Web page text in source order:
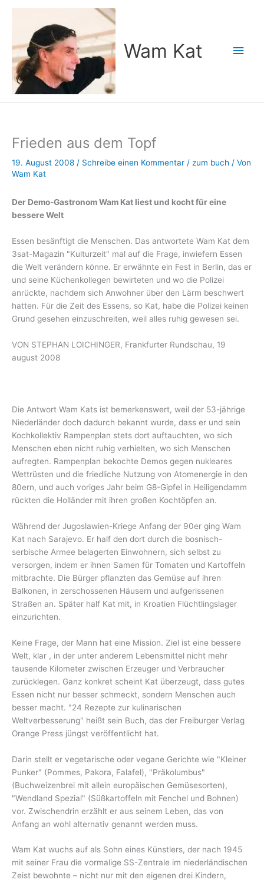
Wam Kat
Frieden aus dem Topf
19. August 2008 / Schreibe einen Kommentar / zum buch / Von
Wam Kat
Der Demo-Gastronom Wam Kat liest und kocht für eine
bessere Welt
Essen besänftigt die Menschen. Das antwortete Wam Kat dem
3sat-Magazin "Kulturzeit" mal auf die Frage, inwiefern Essen
die Welt verändern könne. Er erwähnte ein Fest in Berlin, das er
und seine Küchenkollegen bewirteten und wo die Polizei
anrückte, nachdem sich Anwohner über den Lärm beschwert
hatten. Für die Zeit des Essens, so Kat, habe die Polizei keinen
Grund gesehen einzuschreiten, weil alles ruhig gewesen sei.
VON STEPHAN LOICHINGER, Frankfurter Rundschau, 19
august 2008
Die Antwort Wam Kats ist bemerkenswert, weil der 53-jährige
Niederländer doch dadurch bekannt wurde, dass er und sein
Kochkollektiv Rampenplan stets dort auftauchten, wo sich
Menschen eben nicht ruhig verhielten, wo sich Menschen
aufregten. Rampenplan bekochte Demos gegen nukleares
Wettrüsten und die friedliche Nutzung von Atomenergie in den
80ern, und auch voriges Jahr beim G8-Gipfel in Heiligendamm
rückten die Holländer mit ihren großen Kochtöpfen an.
Während der Jugoslawien-Kriege Anfang der 90er ging Wam
Kat nach Sarajevo. Er half den dort durch die bosnisch-
serbische Armee belagerten Einwohnern, sich selbst zu
versorgen, indem er ihnen Samen für Tomaten und Kartoffeln
mitbrachte. Die Bürger pflanzten das Gemüse auf ihren
Balkonen, in zerschossenen Häusern und aufgerissenen
Straßen an. Später half Kat mit, in Kroatien Flüchtlingslager
einzurichten.
Keine Frage, der Mann hat eine Mission. Ziel ist eine bessere
Welt, klar , in der unter anderem Lebensmittel nicht mehr
tausende Kilometer zwischen Erzeuger und Verbraucher
zurücklegen. Ganz konkret scheint Kat überzeugt, dass gutes
Essen nicht nur besser schmeckt, sondern Menschen auch
besser macht. "24 Rezepte zur kulinarischen
Weltverbesserung" heißt sein Buch, das der Freiburger Verlag
Orange Press jüngst veröffentlicht hat.
Darin stellt er vegetarische oder vegane Gerichte wie "Kleiner
Punker" (Pommes, Pakora, Falafel), "Präkolumbus"
(Buchweizenbrei mit allein europäischen Gemüsesorten),
"Wendland Spezial" (Süßkartoffeln mit Fenchel und Bohnen)
vor. Zwischendrin erzählt er aus seinem Leben, das von
Anfang an wohl alternativ genannt werden muss.
Wam Kat wuchs auf als Sohn eines Künstlers, der nach 1945
mit seiner Frau die vormalige SS-Zentrale im niederländischen
Zeist bewohnte – nicht nur mit den eigenen drei Kindern,